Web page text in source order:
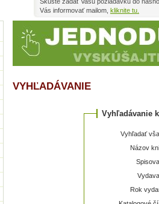
VYHĽADÁVANIE
Vyhľadávanie
Vyhľadať
Názov
Rok
Vás informovať mailom, kliknite tu.